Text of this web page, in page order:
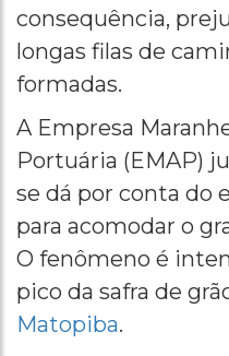
consequência,
longas filas de
formadas.
A Empresa
Portuária (EMAP)
se dá por conta do
para acomodar o
O fenômeno é
pico da safra de
Matopiba.